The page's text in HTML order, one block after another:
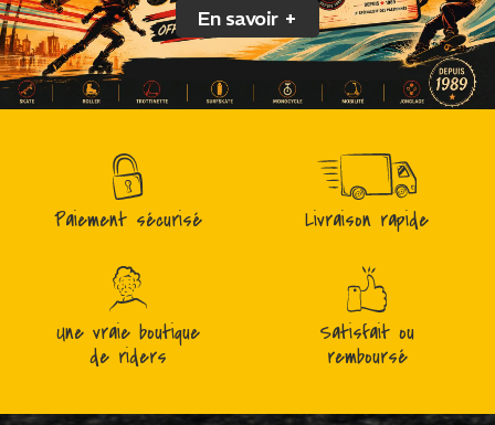
En savoir +
Paiement sécurisé Livraison rapide
Une vraie boutique
de riders
Satisfait ou
remboursé